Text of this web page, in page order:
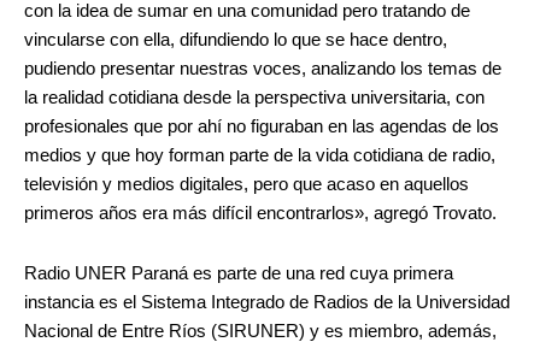
con la idea de sumar en una comunidad pero tratando de
vincularse con ella, difundiendo lo que se hace dentro,
pudiendo presentar nuestras voces, analizando los temas de
la realidad cotidiana desde la perspectiva universitaria, con
profesionales que por ahí no figuraban en las agendas de los
medios y que hoy forman parte de la vida cotidiana de radio,
televisión y medios digitales, pero que acaso en aquellos
primeros años era más difícil encontrarlos», agregó Trovato.
Radio UNER Paraná es parte de una red cuya primera
instancia es el Sistema Integrado de Radios de la Universidad
Nacional de Entre Ríos (SIRUNER) y es miembro, además,